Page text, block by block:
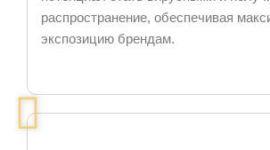
распространение, обеспечивая
экспозицию брендам.